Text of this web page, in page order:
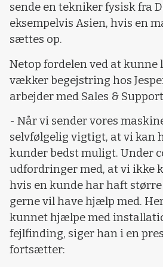
sende en tekniker fysisk fra
eksempelvis Asien, hvis en
sættes op.
Netop fordelen ved at kunne
vækker begejstring hos
arbejder med Sales &
- Når vi sender vores
selvfølgelig vigtigt, at vi kan
kunder bedst muligt. Under
udfordringer med, at vi ikke
hvis en kunde har haft
gerne vil have hjælp med.
kunnet hjælpe med
fejlfinding, siger han i en
fortsætter: